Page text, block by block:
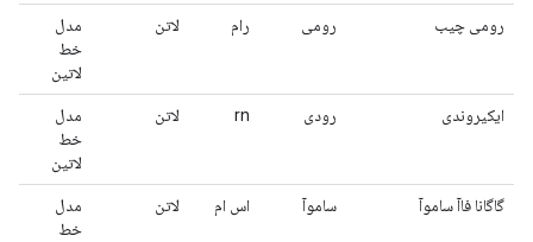
رومی چیب رومی رام لاتن
مدل
خط
لاتین
ایکیروندی رودی rn لاتن
مدل
خط
لاتین
گاگانا فاآ ساموآ ساموآ اس ام لاتن
مدل
خط